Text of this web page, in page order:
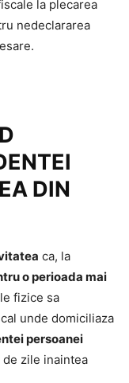
la plecarea
nedeclararea
DIN
ca, la
o perioada mai
fizice sa
unde domiciliaza
persoanei
de zile inaintea